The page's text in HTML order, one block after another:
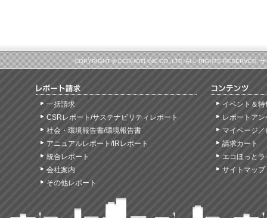
COPYRIGHT © ECOHOTLINE CO.,LTD. ALL RIGHTS RESERVED.
一括請求
CSRレポート/サステナビリティレポート
社会・環境報告書/環境報告書
アニュアルレポート/IRレポート
統合レポート
会社案内
その他レポート
イベント＆特
レポートア
マイページ
請求カート
エコほっと
サイトマップ